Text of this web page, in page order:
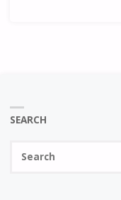
SEARCH